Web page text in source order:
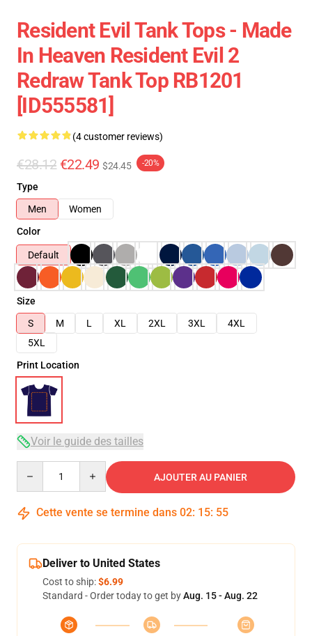
Resident Evil Tank Tops - Made
In Heaven Resident Evil 2
Redraw Tank Top RB1201
[ID555581]
(4 customer reviews)
€28.12 €22.49 $24.45 -20%
Type
Men
Women
Color
Default
Size
S
M L XL 2XL 3XL
4XL
5XL
Print Location
Voir le guide des tailles
AJOUTER AU PANIER
Cette vente se termine dans 02: 15: 54
Deliver to United States
Cost to ship:$6.99
Standard - Order today to get byAug. 15 - Aug. 22